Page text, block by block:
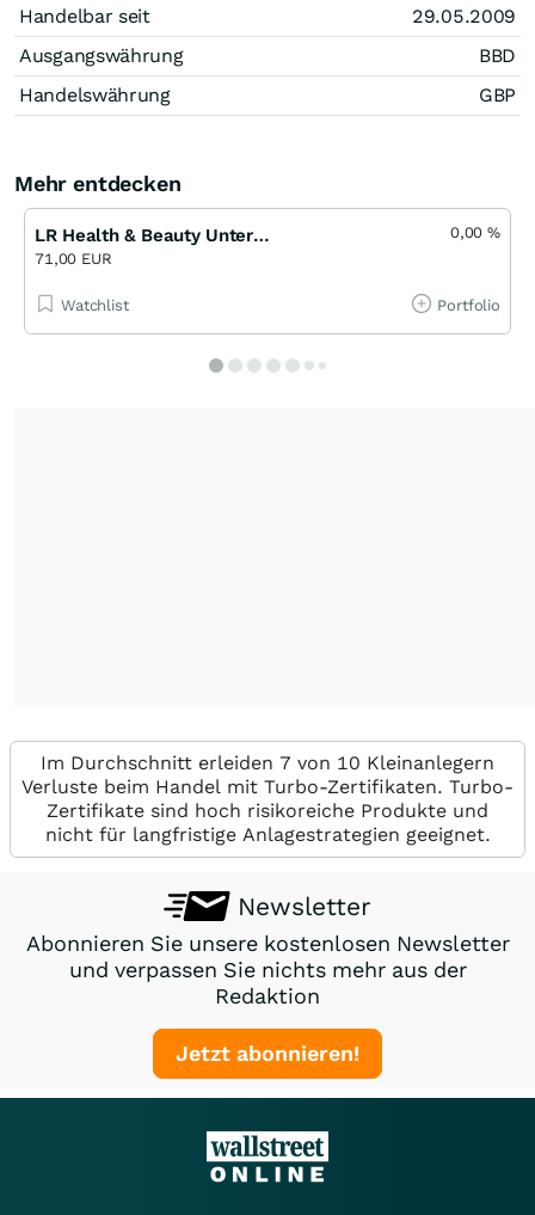
Handelbar seit
29.05.2009
Ausgangswährung
BBD
Handelswährung
GBP
Mehr entdecken
LR Health & Beauty Unternehmensanleihe 9,511 % bis 03/28
71,00 EUR
0,00%
Watchlist Portfolio
Im Durchschnitt erleiden 7 von 10 Kleinanlegern
Verluste beim Handel mit Turbo-Zertifikaten. Turbo-
Zertifikate sind hoch risikoreiche Produkte und
nicht für langfristige Anlagestrategien geeignet.
Newsletter
Abonnieren Sie unsere kostenlosen Newsletter
und verpassen Sie nichts mehr aus der
Redaktion
Jetzt abonnieren!